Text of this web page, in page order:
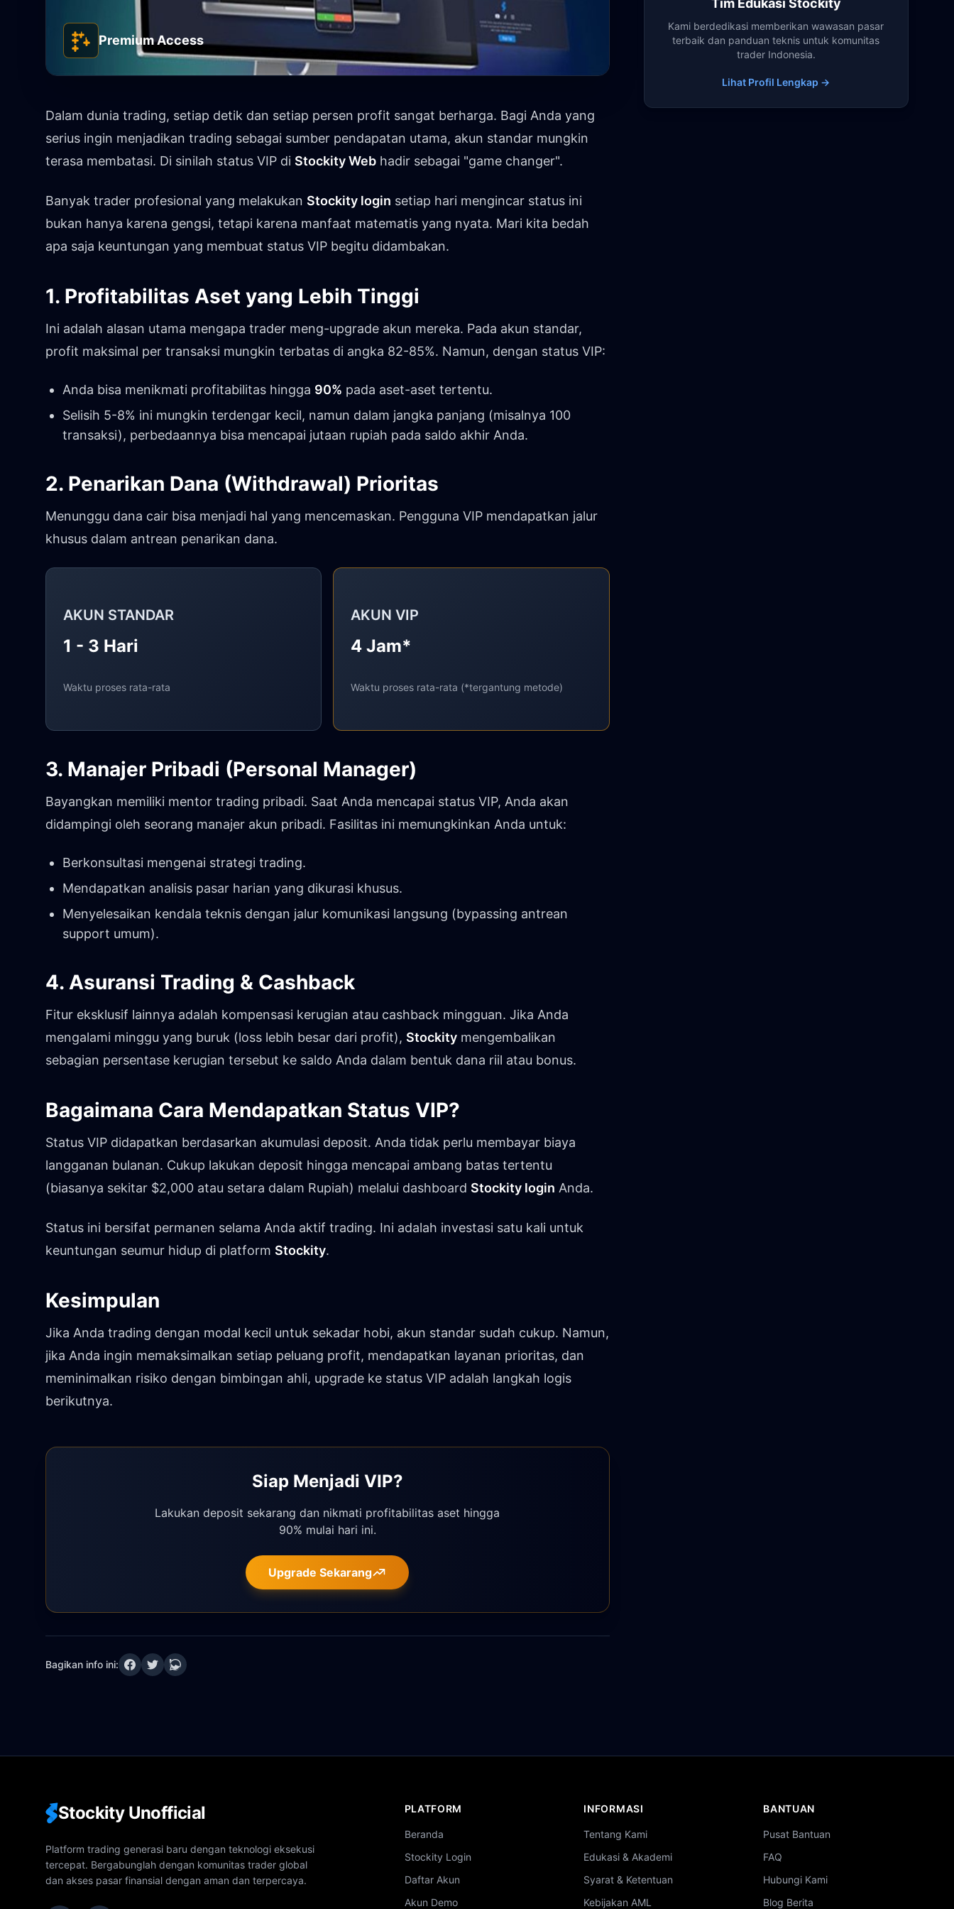
Premium Access
Dalam dunia trading, setiap detik dan setiap persen profit sangat berharga. Bagi Anda yang
serius ingin menjadikan trading sebagai sumber pendapatan utama, akun standar mungkin
terasa membatasi. Di sinilah status VIP di Stockity Web hadir sebagai "game changer".
Banyak trader profesional yang melakukan Stockity login setiap hari mengincar status ini
bukan hanya karena gengsi, tetapi karena manfaat matematis yang nyata. Mari kita bedah
apa saja keuntungan yang membuat status VIP begitu didambakan.
1. Profitabilitas Aset yang Lebih Tinggi
Ini adalah alasan utama mengapa trader meng-upgrade akun mereka. Pada akun standar,
profit maksimal per transaksi mungkin terbatas di angka 82-85%. Namun, dengan status VIP:
Anda bisa menikmati profitabilitas hingga 90% pada aset-aset tertentu.
Selisih 5-8% ini mungkin terdengar kecil, namun dalam jangka panjang (misalnya 100
transaksi), perbedaannya bisa mencapai jutaan rupiah pada saldo akhir Anda.
2. Penarikan Dana (Withdrawal) Prioritas
Menunggu dana cair bisa menjadi hal yang mencemaskan. Pengguna VIP mendapatkan jalur
khusus dalam antrean penarikan dana.
AKUN STANDAR
1 - 3 Hari
Waktu proses rata-rata
AKUN VIP
4 Jam*
Waktu proses rata-rata (*tergantung metode)
3. Manajer Pribadi (Personal Manager)
Bayangkan memiliki mentor trading pribadi. Saat Anda mencapai status VIP, Anda akan
didampingi oleh seorang manajer akun pribadi. Fasilitas ini memungkinkan Anda untuk:
Berkonsultasi mengenai strategi trading.
Mendapatkan analisis pasar harian yang dikurasi khusus.
Menyelesaikan kendala teknis dengan jalur komunikasi langsung (bypassing antrean
support umum).
4. Asuransi Trading & Cashback
Fitur eksklusif lainnya adalah kompensasi kerugian atau cashback mingguan. Jika Anda
mengalami minggu yang buruk (loss lebih besar dari profit), Stockity mengembalikan
sebagian persentase kerugian tersebut ke saldo Anda dalam bentuk dana riil atau bonus.
Bagaimana Cara Mendapatkan Status VIP?
Status VIP didapatkan berdasarkan akumulasi deposit. Anda tidak perlu membayar biaya
langganan bulanan. Cukup lakukan deposit hingga mencapai ambang batas tertentu
(biasanya sekitar $2,000 atau setara dalam Rupiah) melalui dashboard Stockity login Anda.
Status ini bersifat permanen selama Anda aktif trading. Ini adalah investasi satu kali untuk
keuntungan seumur hidup di platform Stockity.
Kesimpulan
Jika Anda trading dengan modal kecil untuk sekadar hobi, akun standar sudah cukup. Namun,
jika Anda ingin memaksimalkan setiap peluang profit, mendapatkan layanan prioritas, dan
meminimalkan risiko dengan bimbingan ahli, upgrade ke status VIP adalah langkah logis
berikutnya.
Siap Menjadi VIP?
Lakukan deposit sekarang dan nikmati profitabilitas aset hingga
90% mulai hari ini.
Upgrade Sekarang
Bagikan info ini:
Tim Edukasi Stockity
Kami berdedikasi memberikan wawasan pasar
terbaik dan panduan teknis untuk komunitas
trader Indonesia.
Lihat Profil Lengkap →
Stockity Unofficial
Platform trading generasi baru dengan teknologi eksekusi
tercepat. Bergabunglah dengan komunitas trader global
dan akses pasar finansial dengan aman dan terpercaya.
PLATFORM
Beranda
Stockity Login
Daftar Akun
Akun Demo
INFORMASI
Tentang Kami
Edukasi & Akademi
Syarat & Ketentuan
Kebijakan AML
BANTUAN
Pusat Bantuan
FAQ
Hubungi Kami
Blog Berita